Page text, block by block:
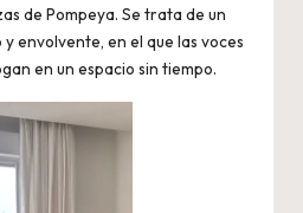
de Pompeya. Se trata de un
envolvente, en el que las voces
en un espacio sin tiempo.